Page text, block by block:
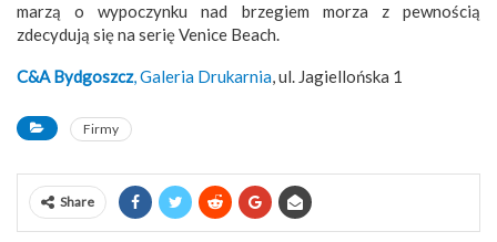
marzą o wypoczynku nad brzegiem morza z pewnością
zdecydują się na serię Venice Beach.
C&A Bydgoszcz, Galeria Drukarnia, ul. Jagiellońska 1
Firmy
Share